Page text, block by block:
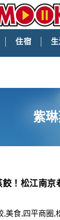
住宿 生
紫
！松江南
,美食,四平商圈,